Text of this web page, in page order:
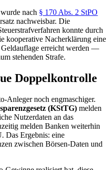
nach § 170 Abs. 2 StPO
nachweisbar. Die
konnte durch
kooperative Nacherklärung eine
Geldauflage erreicht werden —
stehenden Strafe.
Doppelkontrolle
Anleger noch engmaschiger.
(KStTG) melden
Nutzerdaten an das
melden Banken weiterhin
Das Ergebnis: eine
zwischen Börsen-Daten und